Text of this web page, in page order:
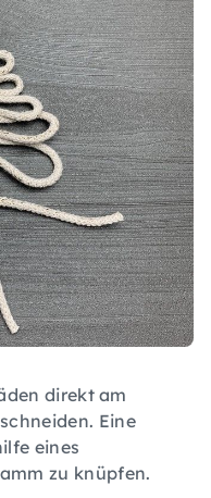
direkt am
Eine
eines
zu knüpfen.